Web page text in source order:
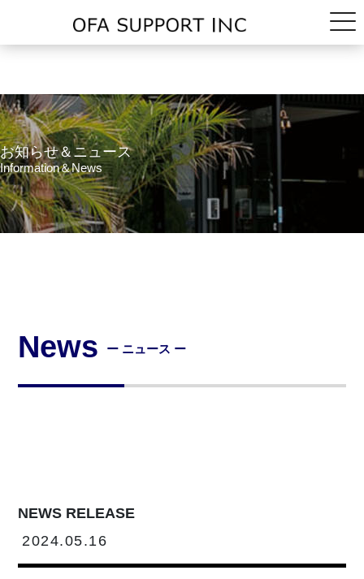
お知らせ＆ニュース
Information＆News
News ー ニュース ー
NEWS RELEASE
2024.05.16